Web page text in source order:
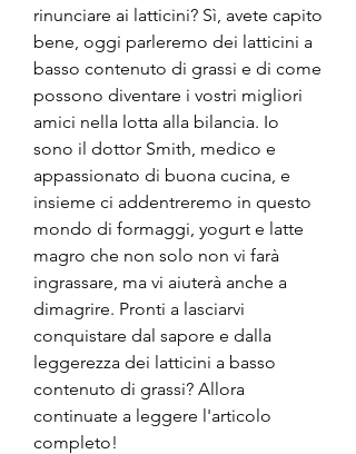
rinunciare ai latticini? Sì, avete capito
bene, oggi parleremo dei latticini a
basso contenuto di grassi e di come
possono diventare i vostri migliori
amici nella lotta alla bilancia. Io
sono il dottor Smith, medico e
appassionato di buona cucina, e
insieme ci addentreremo in questo
mondo di formaggi, yogurt e latte
magro che non solo non vi farà
ingrassare, ma vi aiuterà anche a
dimagrire. Pronti a lasciarvi
conquistare dal sapore e dalla
leggerezza dei latticini a basso
contenuto di grassi? Allora
continuate a leggere l'articolo
completo!